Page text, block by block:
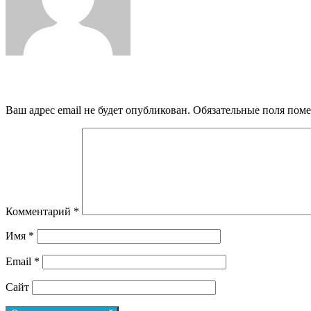
Ваш адрес email не будет опубликован. Обязательные поля
Комментарий *
Имя *
Email *
Сайт